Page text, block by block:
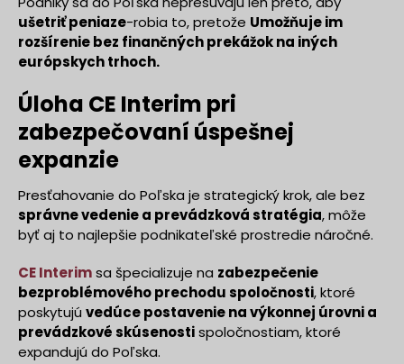
ušetriť peniaze-robia to, pretože Umožňuje im
rozšírenie bez finančných prekážok na iných
európskych trhoch.
Úloha CE Interim pri
zabezpečovaní úspešnej
expanzie
Presťahovanie do Poľska je strategický krok, ale bez
správne vedenie a prevádzková stratégia, môže
byť aj to najlepšie podnikateľské prostredie náročné.
CE Interimsa špecializuje na zabezpečenie
bezproblémového prechodu spoločnosti, ktoré
poskytujú vedúce postavenie na výkonnej úrovni a
prevádzkové skúsenostispoločnostiam, ktoré
expandujú do Poľska.